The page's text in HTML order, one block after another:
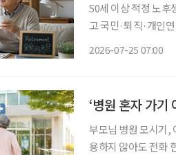
50세 이상 적정 노후
고 국민·퇴직·개인
2026-07-25 07:00
‘병원 혼자 가기
부모님 병원 모시기, 이제는 혼자 고
용하지 않아도 전화